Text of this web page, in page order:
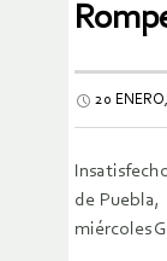
20
de
miércoles